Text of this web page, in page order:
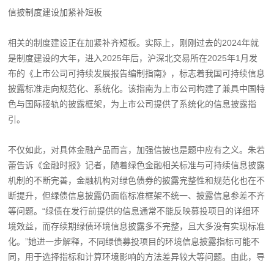
信披制度建设加紧补短板
相关的制度建设正在加紧补齐短板。实际上，刚刚过去的2024年就
是制度建设的大年，进入2025年后，沪深北交易所在2025年1月发
布的《上市公司可持续发展报告编制指南》，标志着我国可持续信息
披露标准走向规范化、系统化。该指南为上市公司构建了兼具中国特
色与国际接轨的披露框架，为上市公司提供了系统化的信息披露指
引。
不仅如此，对具体金融产品而言，加强信披也是题中应有之义。朱若
蕾告诉《金融时报》记者，随着绿色金融相关标准与可持续信息披露
机制的不断完善，金融机构对绿色债券的披露完整性和规范化也在不
断提升，但绿债信息披露仍面临标准框架不统一、披露信息参差不齐
等问题。“绿债在发行前提供的信息通常不能反映募投项目的详细环
境效益，而存续期绿债环境信息披露多不完整，且大多没有实现标准
化。”她进一步解释，不同绿债募投项目的环境信息披露指标可能不
同，用于选择指标和计算环境影响的方法差异较大等问题。由此，导